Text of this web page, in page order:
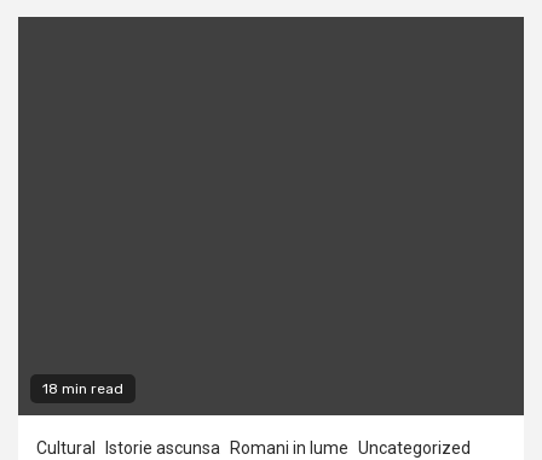
18 min read
Cultural Istorie ascunsa Romani in lume Uncategorized